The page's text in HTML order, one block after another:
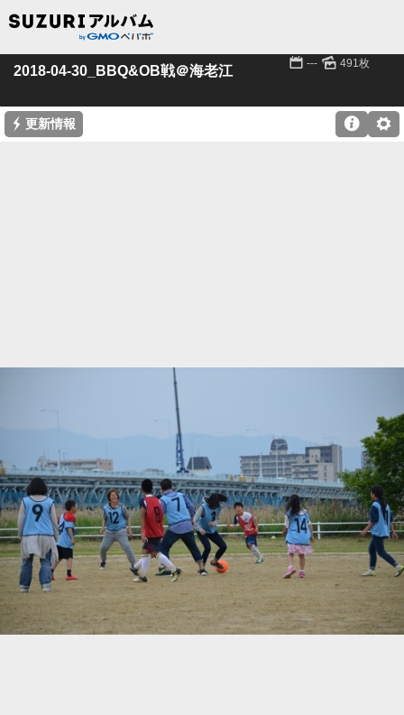
2018-04-30_BBQ&OB戦＠海老江 📅 --- 🌄 491枚
⚡ 更新情報 ⚙
